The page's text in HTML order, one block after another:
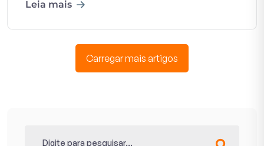
Leia mais
Carregar mais artigos